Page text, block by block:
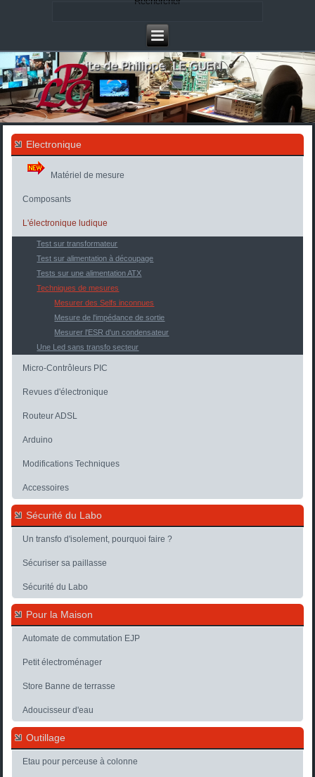
Electronique
Matériel de mesure
Composants
L'électronique ludique
Test sur transformateur
Test sur alimentation à découpage
Tests sur une alimentation ATX
Techniques de mesures
Mesurer des Selfs inconnues
Mesure de l'impédance de sortie
Mesurer l'ESR d'un condensateur
Une Led sans transfo secteur
Micro-Contrôleurs PIC
Revues d'électronique
Routeur ADSL
Arduino
Modifications Techniques
Accessoires
Sécurité du Labo
Un transfo d'isolement, pourquoi faire ?
Sécuriser sa paillasse
Sécurité du Labo
Pour la Maison
Automate de commutation EJP
Petit électroménager
Store Banne de terrasse
Adoucisseur d'eau
Outillage
Etau pour perceuse à colonne